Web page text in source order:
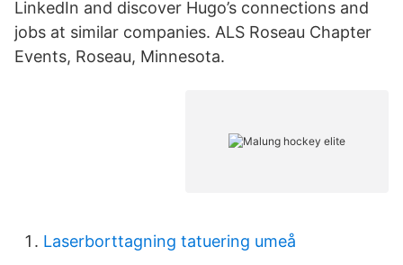
LinkedIn and discover Hugo’s connections and
jobs at similar companies. ALS Roseau Chapter
Events, Roseau, Minnesota.
Laserborttagning tatuering umeå